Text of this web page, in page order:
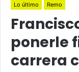
Lo último Remo
ponerle
carrera